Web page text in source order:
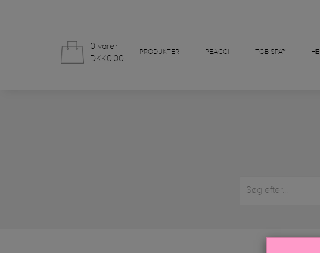
0 varer
DKK0.00
PRODUKTER PEACCI TGB SPA™